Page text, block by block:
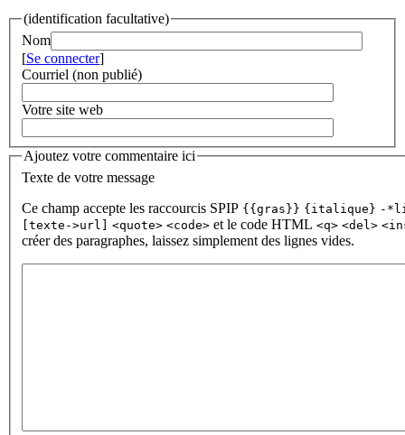
(identification facultative)
Nom
[Se connecter]
Courriel (non publié)
Votre site web
Ajoutez votre commentaire ici
Texte de votre message
Ce champ accepte les raccourcis SPIP {{gras}} {italique} -
[texte->url] <quote> <code> et le code HTML <q> <del>
créer des paragraphes, laissez simplement des lignes vides.